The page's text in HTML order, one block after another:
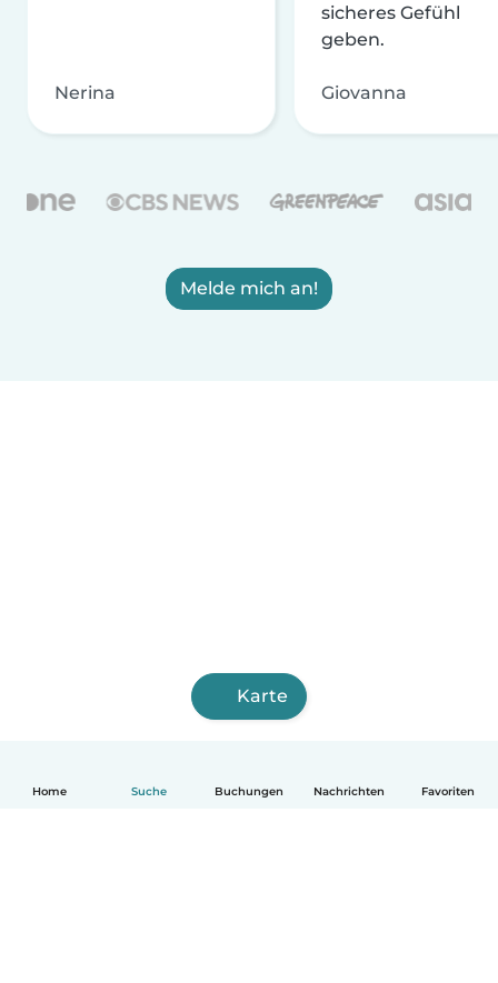
Home Suche Buchungen Nachrichten Favoriten
Nerina
sicheres Gefühl
geben.
Giovanna
Melde mich an!
Karte